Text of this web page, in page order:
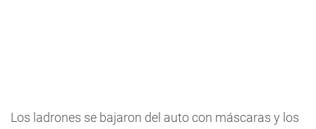
Los ladrones se bajaron del auto con máscaras y los